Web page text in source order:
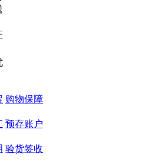
购物保障
预存账户
验货签收